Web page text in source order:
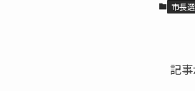
市長
記事